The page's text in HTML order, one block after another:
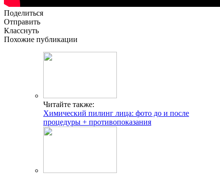
Поделиться
Отправить
Класснуть
Похожие публикации
Читайте также:
Химический пилинг лица: фото до и после
процедуры + противопоказания